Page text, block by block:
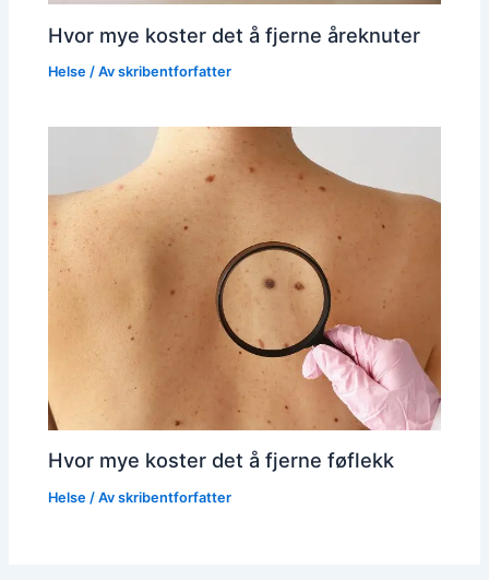
Hvor mye koster det å fjerne åreknuter
Helse / Av skribentforfatter
Hvor mye koster det å fjerne føflekk
Helse / Av skribentforfatter